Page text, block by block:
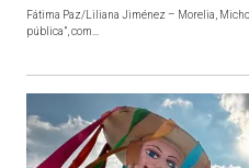
Fátima Paz/Liliana Jiménez – Morelia,
pública”, com...